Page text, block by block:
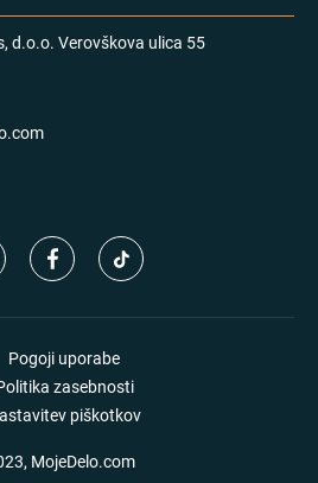
d.o.o. Verovškova ulica 55
Pogoji uporabe
zasebnosti
piškotkov
MojeDelo.com